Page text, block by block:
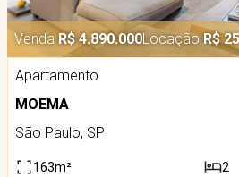
Venda R$ 4.890.000Locação R$
Apartamento
MOEMA
São Paulo, SP
163m² 2